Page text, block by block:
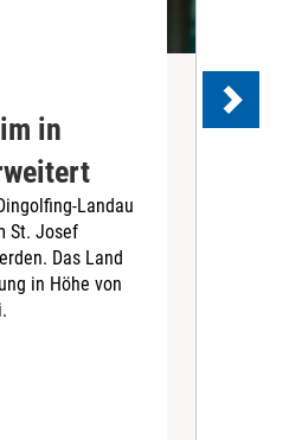
in
Landau
St. Josef
Das Land
in Höhe von